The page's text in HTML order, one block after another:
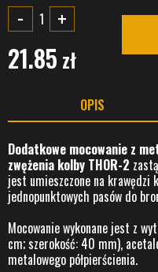
- +
21.85 zł
OPIS
Dodatkowe mocowanie z
zwężenia kolby THOR-2
jest umieszczone na krawędzi
jednopunktowych pasów do
Mocowanie wykonane jest z
cm; szerokość: 40 mm),
metalowego półpierścienia.